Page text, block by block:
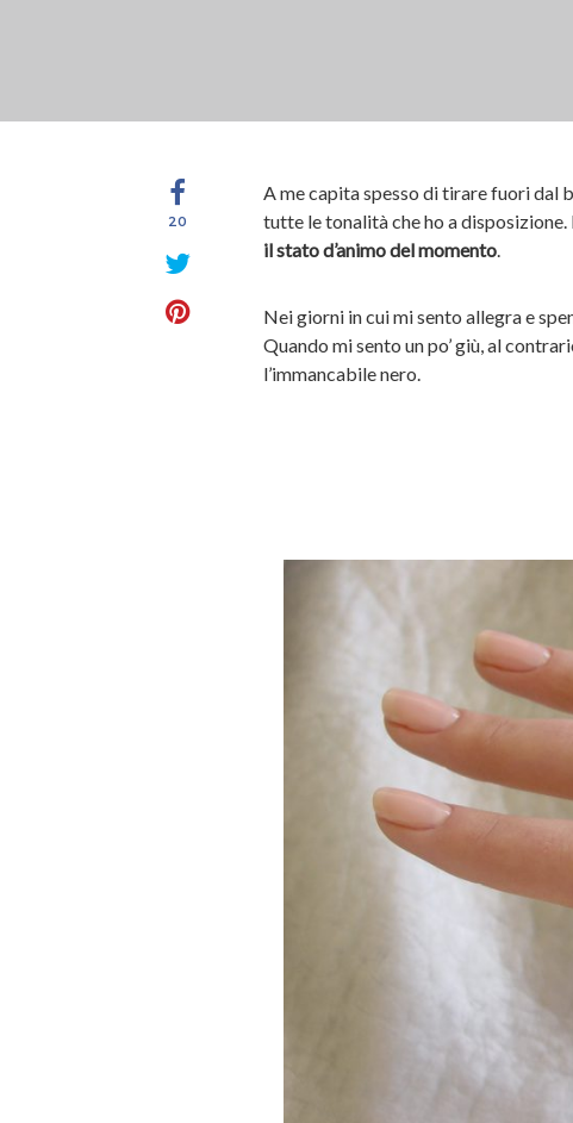
20
A me capita spesso di tirare fuori dal
tutte le tonalità che ho a disposizione.
il stato d’animo del momento.
Nei giorni in cui mi sento allegra e
Quando mi sento un po’ giù, al
l’immancabile nero.